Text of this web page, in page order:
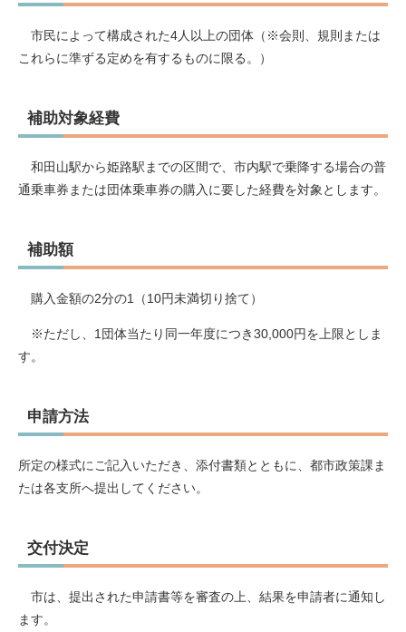
市民によって構成された4人以上の団体（※会則、規則または
これらに準ずる定めを有するものに限る。）
補助対象経費
和田山駅から姫路駅までの区間で、市内駅で乗降する場合の普
通乗車券または団体乗車券の購入に要した経費を対象とします。
補助額
購入金額の2分の1（10円未満切り捨て）
※ただし、1団体当たり同一年度につき30,000円を上限としま
す。
申請方法
所定の様式にご記入いただき、添付書類とともに、都市政策課ま
たは各支所へ提出してください。
交付決定
市は、提出された申請書等を審査の上、結果を申請者に通知し
ます。